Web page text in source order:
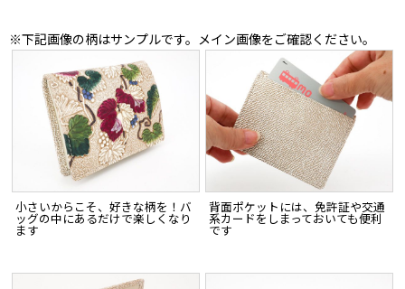
※下記画像の柄はサンプルです。メイン画像をご確認ください。
小さいからこそ、好きな柄を！バ
ッグの中にあるだけで楽しくなり
ます
背面ポケットには、免許証や交通
系カードをしまっておいても便利
です